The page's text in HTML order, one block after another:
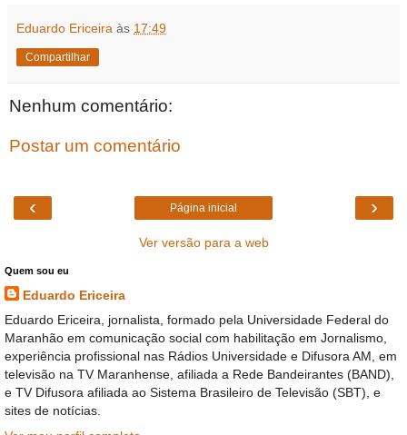
Eduardo Ericeira às 17:49
Compartilhar
Nenhum comentário:
Postar um comentário
‹ ›
Página inicial
Ver versão para a web
Quem sou eu
Eduardo Ericeira
Eduardo Ericeira, jornalista, formado pela Universidade Federal do
Maranhão em comunicação social com habilitação em Jornalismo,
experiência profissional nas Rádios Universidade e Difusora AM, em
televisão na TV Maranhense, afiliada a Rede Bandeirantes (BAND),
e TV Difusora afiliada ao Sistema Brasileiro de Televisão (SBT), e
sites de notícias.